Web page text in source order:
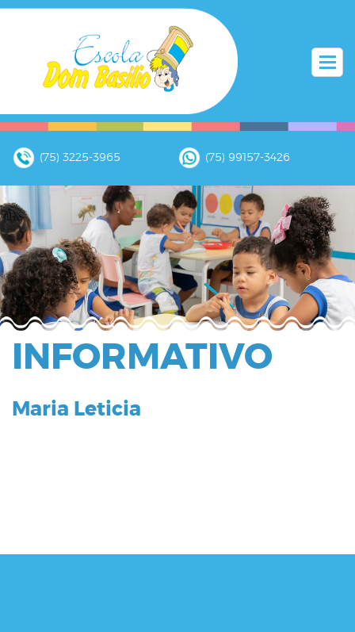
(75) 3225-3965 (75) 99157-3426
INFORMATIVO
Maria Leticia